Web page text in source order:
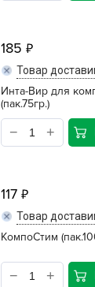
185
Товар
Инта-Вир для
(пак.75гр.)
117
Товар
КомпоСтим